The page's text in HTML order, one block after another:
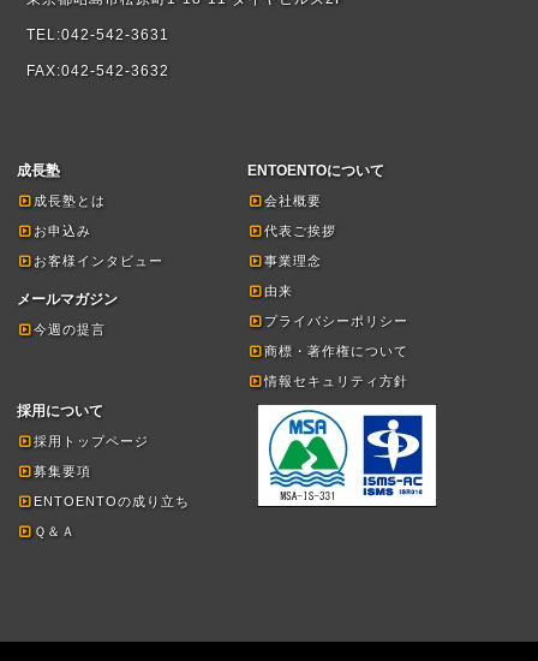
TEL:042-542-3631
FAX:042-542-3632
成長塾
成長塾とは
お申込み
お客様インタビュー
メールマガジン
今週の提言
ENTOENTOについて
会社概要
代表ご挨拶
事業理念
由来
プライバシーポリシー
商標・著作権について
情報セキュリティ方針
採用について
採用トップページ
募集要項
ENTOENTOの成り立ち
Ｑ＆Ａ